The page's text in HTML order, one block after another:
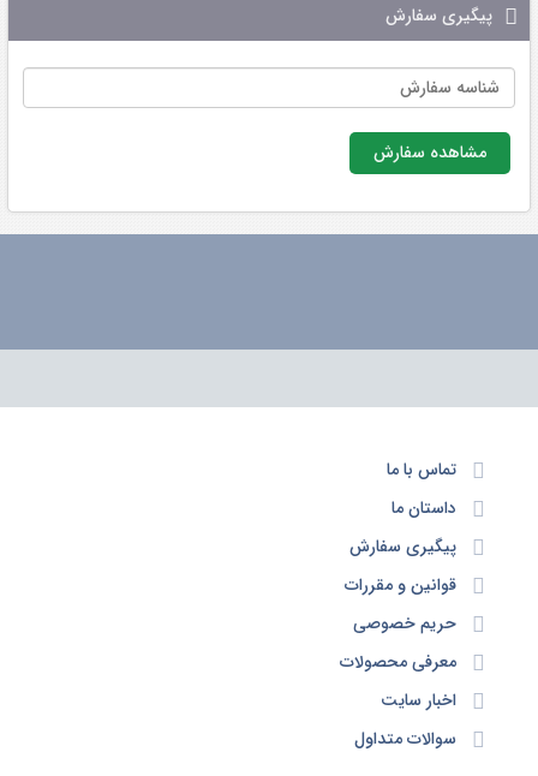
پیگیری سفارش
مشاهده سفارش
تماس با ما
داستان ما
پیگیری سفارش
قوانین و مقررات
حریم خصوصی
معرفی محصولات
اخبار سایت
سوالات متداول